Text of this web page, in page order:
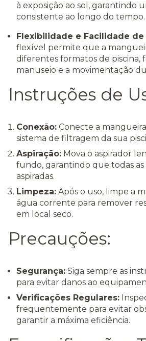
à exposição ao sol, garantindo
consistente ao longo do tempo.
Flexibilidade e Facilidade de
flexível permite que a
diferentes formatos de piscina,
manuseio e a movimentação
Instruções de
Conexão: Conecte a
sistema de filtragem da sua
Aspiração: Mova o aspirador
fundo, garantindo que todas as
aspiradas.
Limpeza: Após o uso, limpe a
água corrente para remover
em local seco.
Precauções:
Segurança: Siga sempre as
para evitar danos ao
Verificações Regulares:
frequentemente para evitar
garantir a máxima eficiência.